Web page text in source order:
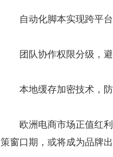
自动化脚本实现跨平台
团队协作权限分级，避
本地缓存加密技术，防
欧洲电商市场正值红利
策窗口期，或将成为品牌